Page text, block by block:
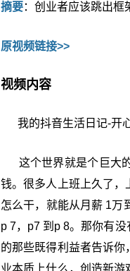
摘要：创业者应该跳出框
原视频链接>>
视频内容
我的抖音生活日记-开
这个世界就是个巨大的
钱。很多人上班上久了，
怎么干，就能从月薪 1万
p 7，p7 到p 8。那你有
的那些既得利益者告诉你
业本质上什么，创造新游